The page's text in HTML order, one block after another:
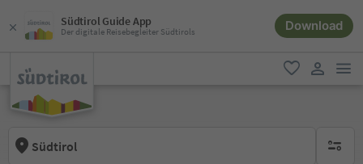
Südtirol Guide App
Der digitale Reisebegleiter Südtirols Download
favorit
Südtirol keine